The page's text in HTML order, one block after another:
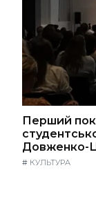
Перший
Довженко-
# КУЛЬТУРА